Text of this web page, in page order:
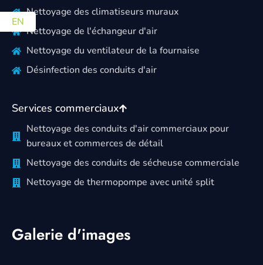
EN
Nettoyage des climatiseurs muraux
Nettoyage de l'échangeur d'air
Nettoyage du ventilateur de la fournaise
Désinfection des conduits d'air
Services commerciaux
Nettoyage des conduits d'air commerciaux pour
bureaux et commerces de détail
Nettoyage des conduits de sécheuse commerciale
Nettoyage de thermopompe avec unité split
Galerie d'images